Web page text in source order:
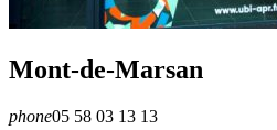
Mont-de-Marsan
phone05 58 03 13 13